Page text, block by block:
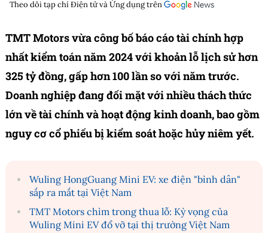
Theo dõi tạp chíĐiện tử và Ứng dụngtrên
TMT Motors vừa công bố báo cáo tài chính hợp
nhất kiểm toán năm 2024 với khoản lỗ lịch sử hơn
325 tỷ đồng, gấp hơn 100 lần so với năm trước.
Doanh nghiệp đang đối mặt với nhiều thách thức
lớn về tài chính và hoạt động kinh doanh, bao gồm
nguy cơ cổ phiếu bị kiểm soát hoặc hủy niêm yết.
Wuling HongGuang Mini EV: xe điện "bình dân"
sắp ra mắt tại Việt Nam
TMT Motors chìm trong thua lỗ: Kỳ vọng của
Wuling Mini EV đổ vỡ tại thị trường Việt Nam